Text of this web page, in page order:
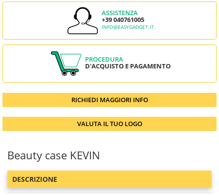
ASSISTENZA
+39 040761005
INFO@EASYGADGET.IT
PROCEDURA
D'ACQUISTO E PAGAMENTO
RICHIEDI MAGGIORI INFO
VALUTA IL TUO LOGO
Beauty case KEVIN
DESCRIZIONE